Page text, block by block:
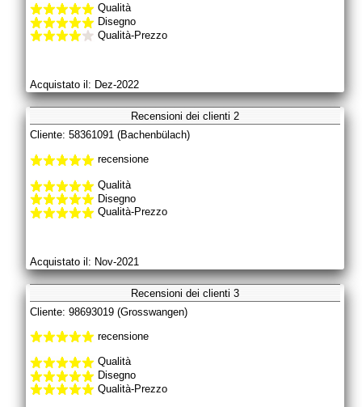
Qualità
Disegno
Qualità-Prezzo
Acquistato il: Dez-2022
Recensioni dei clienti 2
Cliente: 58361091 (Bachenbülach)
recensione
Qualità
Disegno
Qualità-Prezzo
Acquistato il: Nov-2021
Recensioni dei clienti 3
Cliente: 98693019 (Grosswangen)
recensione
Qualità
Disegno
Qualità-Prezzo